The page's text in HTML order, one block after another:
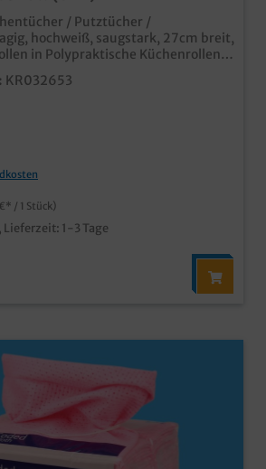
/ Putztücher /
hochweiß, saugstark, 27cm breit,
in Polypraktische Küchenrollen
3-lagige Cellulose
KR032653
/ 1 Stück)
1-3 Tage